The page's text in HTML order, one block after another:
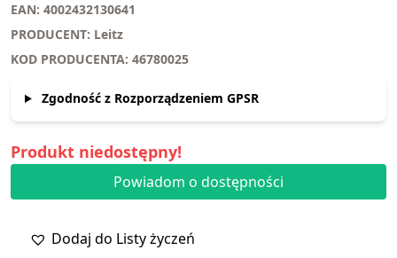
EAN: 4002432130641
PRODUCENT: Leitz
KOD PRODUCENTA: 46780025
Zgodność z Rozporządzeniem GPSR
Produkt niedostępny!
Powiadom o dostępności
Dodaj do Listy życzeń